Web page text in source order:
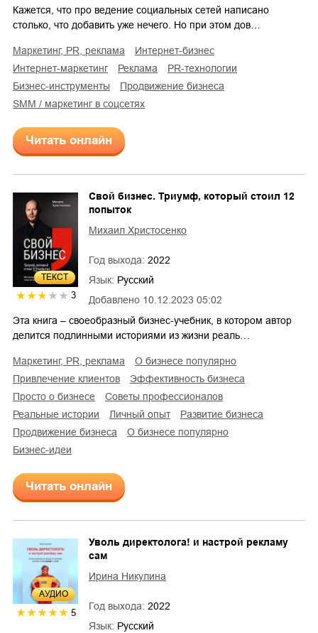
Кажется, что про ведение социальных сетей написано
столько, что добавить уже нечего. Но при этом дов…
маркетинг, PR, реклама
интернет-бизнес
интернет-маркетинг
реклама
PR-технологии
бизнес-инструменты
продвижение бизнеса
SMM / маркетинг в соцсетях
Читать онлайн
ТЕКСТ
3 Добавлено 10.12.2023 05:02
Свой бизнес. Триумф, который стоил 12
попыток
Михаил Христосенко
Год выхода: 2022
Язык: Русский
Эта книга – своеобразный бизнес-учебник, в котором автор
делится подлинными историями из жизни реаль…
маркетинг, PR, реклама
о бизнесе популярно
привлечение клиентов
эффективность бизнеса
просто о бизнесе
советы профессионалов
реальные истории
личный опыт
развитие бизнеса
продвижение бизнеса
о бизнесе популярно
бизнес-идеи
Читать онлайн
AУДИО
5
Уволь директолога! и настрой рекламу
сам
Ирина Никулина
Год выхода: 2022
Язык: Русский